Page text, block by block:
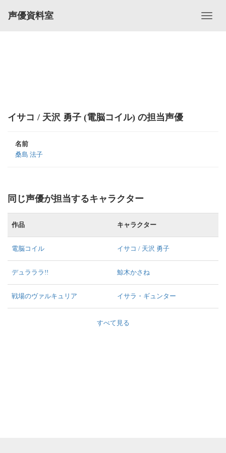
声優資料室
イサコ / 天沢 勇子 (電脳コイル) の担当声優
名前
桑島 法子
同じ声優が担当するキャラクター
作品 キャラクター
電脳コイル イサコ / 天沢 勇子
デュラララ!! 鯨木かさね
戦場のヴァルキュリア イサラ・ギュンター
すべて見る